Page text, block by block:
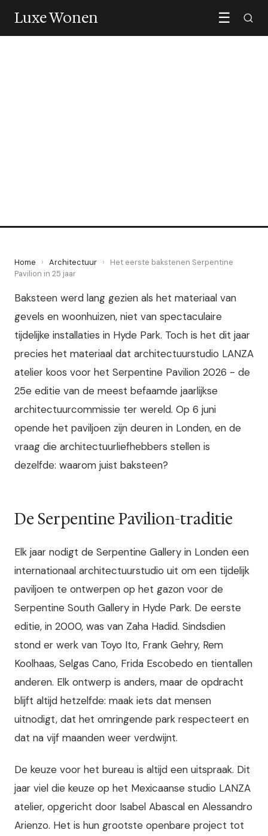
Luxe Wonen ☰
Home › Architectuur ›
Het eerste bakstenen Serpentine
Pavilion in 25 jaar
Baksteen werd lang gezien als het materiaal van
gevels en woonhuizen, niet van spectaculaire
tijdelijke installaties in Hyde Park. Toch is het dit jaar
precies het materiaal dat architectuurstudio LANZA
atelier koos voor het Serpentine Pavilion 2026 - de
25e editie van de meest befaamde jaarlijkse
architectuurcommissie ter wereld. Op 6 juni
opende het paviljoen zijn deuren in Londen, en de
vraag die architectuurliefhebbers stellen is
dezelfde: waarom juist baksteen?
De Serpentine Pavilion-traditie
Elk jaar nodigt de Serpentine Gallery in Londen een
internationaal architectuurstudio uit om een tijdelijk
paviljoen te ontwerpen op het gazon voor de
Serpentine South Gallery in Hyde Park. De eerste
editie, in 2000, was van Zaha Hadid. Sindsdien
stond er werk van Toyo Ito, Frank Gehry, Rem
Koolhaas, Selgas Cano, Frida Escobedo en tientallen
anderen. Elk ontwerp is anders, maar de opdracht
blijft altijd hetzelfde: maak iets dat mensen
uitnodigt, dat het omringende park respecteert en
dat na vijf maanden weer verdwijnt.
De keuze voor het bureau is altijd een uitspraak. Dit
jaar viel die keuze op het Mexicaanse studio LANZA
atelier, opgericht door Isabel Abascal en Alessandro
Arienzo. Het is hun grootste openbare project tot